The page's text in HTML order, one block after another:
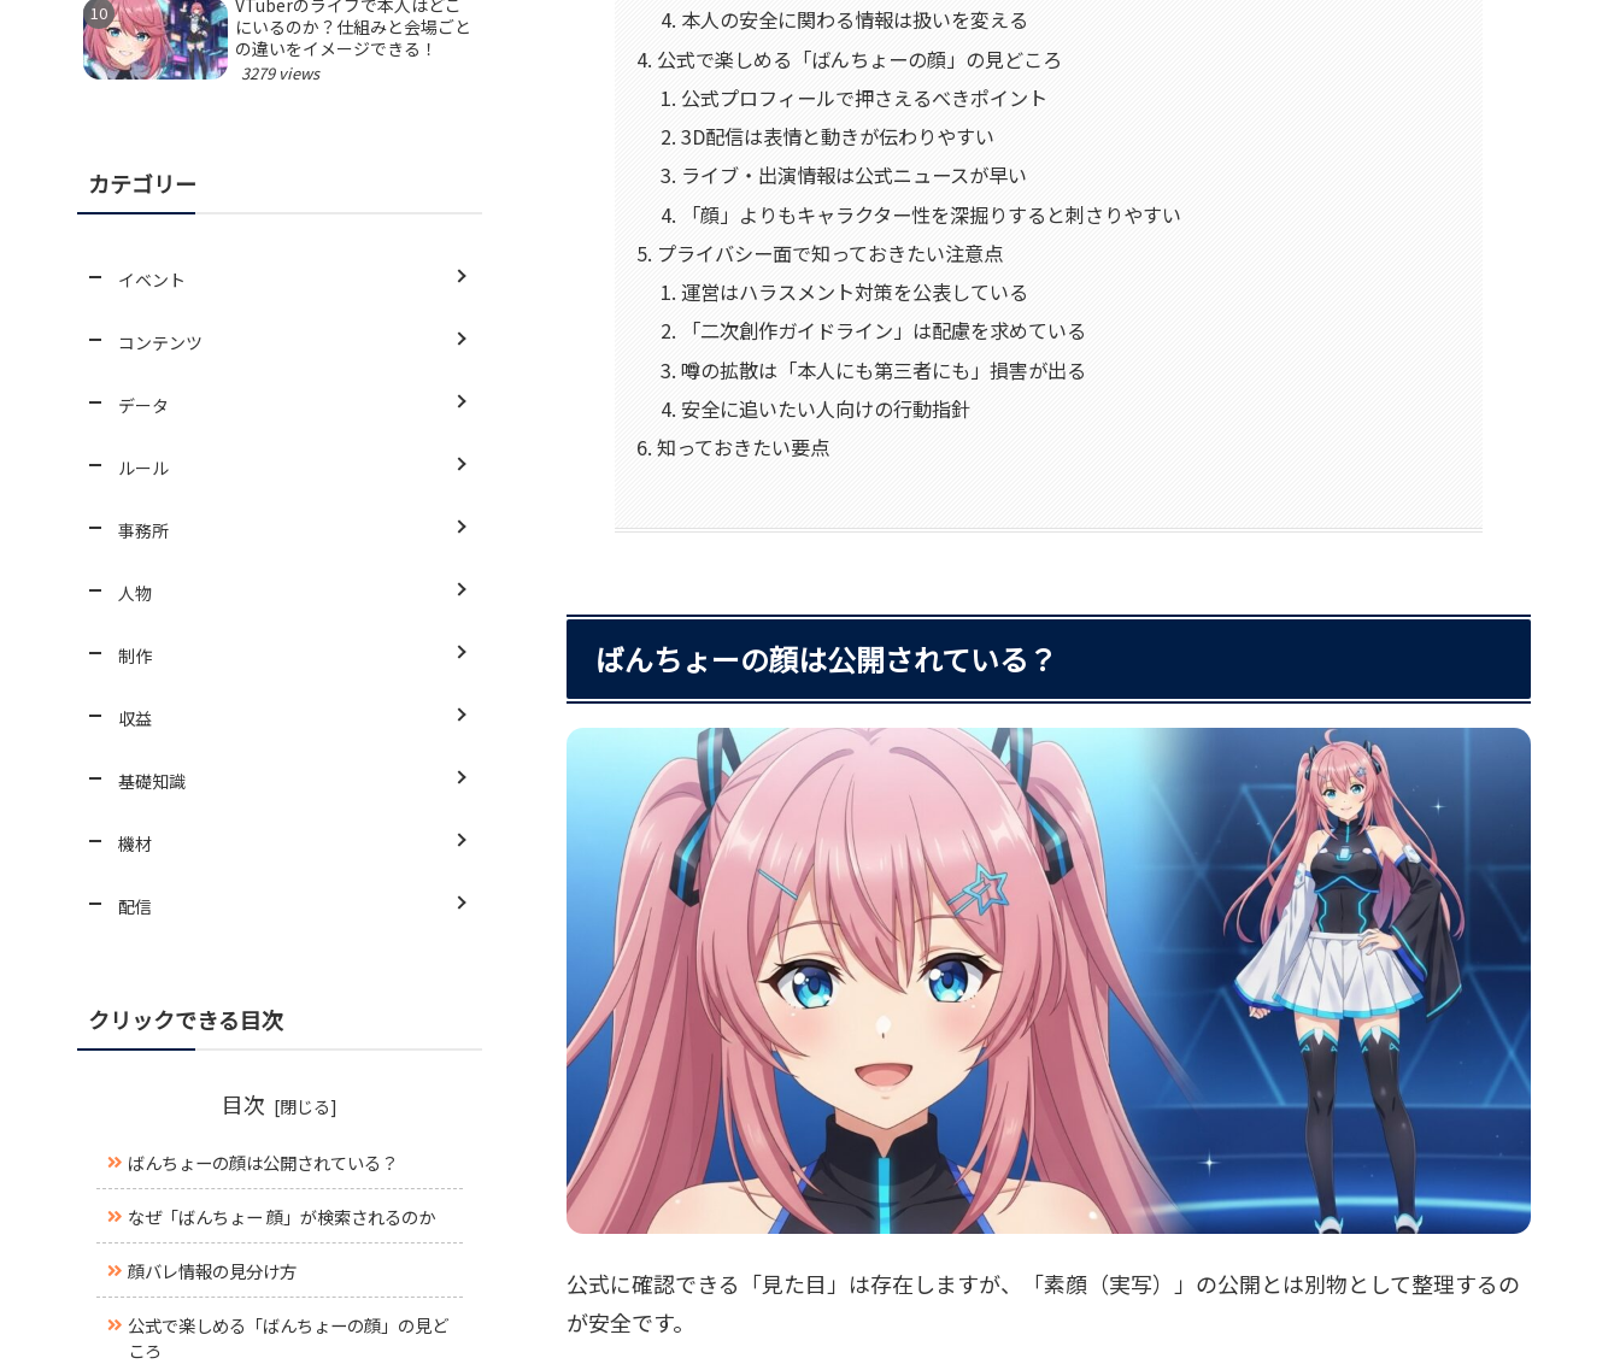
本人の安全に関わる情報は扱いを変える
公式で楽しめる「ばんちょーの顔」の見どころ
公式プロフィールで押さえるべきポイント
3D配信は表情と動きが伝わりやすい
ライブ・出演情報は公式ニュースが早い
「顔」よりもキャラクター性を深掘りすると刺さりやすい
プライバシー面で知っておきたい注意点
運営はハラスメント対策を公表している
「二次創作ガイドライン」は配慮を求めている
噂の拡散は「本人にも第三者にも」損害が出る
安全に追いたい人向けの行動指針
知っておきたい要点
ばんちょーの顔は公開されている？
公式に確認できる「見た目」は存在しますが、「素顔（実写）」の公開とは別物として整理するの
が安全です。
VTuberのライブで本人はどこ
にいるのか？仕組みと会場ごと
の違いをイメージできる！
3279 views
カテゴリー
イベント
コンテンツ
データ
ルール
事務所
人物
制作
収益
基礎知識
機材
配信
クリックできる目次
目次
ばんちょーの顔は公開されている？
なぜ「ばんちょー 顔」が検索されるのか
顔バレ情報の見分け方
公式で楽しめる「ばんちょーの顔」の見ど
ころ